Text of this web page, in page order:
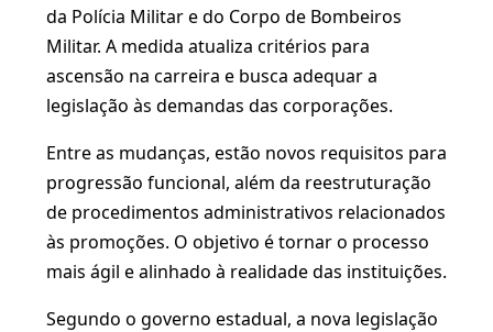
da Polícia Militar e do Corpo de Bombeiros
Militar. A medida atualiza critérios para
ascensão na carreira e busca adequar a
legislação às demandas das corporações.
Entre as mudanças, estão novos requisitos para
progressão funcional, além da reestruturação
de procedimentos administrativos relacionados
às promoções. O objetivo é tornar o processo
mais ágil e alinhado à realidade das instituições.
Segundo o governo estadual, a nova legislação